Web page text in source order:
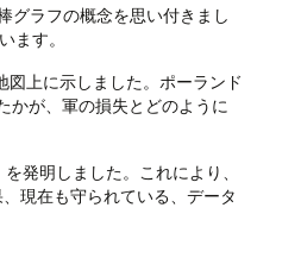
グラフの概念を思い付きまし
ます。
図上に示しました。ポーランド
かが、軍の損失とどのように
発明しました。これにより、
現在も守られている、データ